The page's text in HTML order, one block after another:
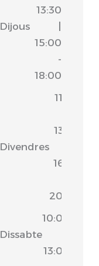
Dijous
13:30
15:00
-
18:00
Divendres
11:00
13:30
16:30
20:00
Dissabte
10:00
13:00